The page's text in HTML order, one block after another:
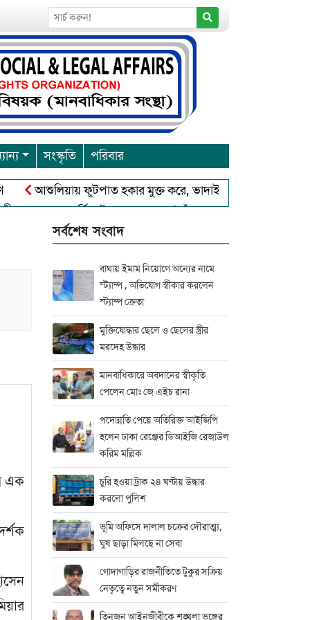
সংস্কৃতি পরিবার
আশুলিয়ায় ফুটপাত হকার মুক্ত করে, ভাদাইল প্রাইমারি ফ্রেন্ডস ক্লাব
প্রবারনা পূর্নিমা উৎসব শুরু চাঁদপুরে বাংলাদেশ আহলে সুন্নাত
এক
সর্বশেষ সংবাদ
বাঘায় ইমাম নিয়োগে অন্যের নামে
স্ট্যাম্প , অভিযোগ স্বীকার করলেন
স্ট্যাম্প ক্রেতা
মুক্তিযোদ্ধার ছেলে ও ছেলের স্ত্রীর
মরদেহ উদ্ধার
মানবাধিকারে অবদানের স্বীকৃতি
পেলেন মোঃ জে এইচ রানা
পদোন্নতি পেয়ে অতিরিক্ত আইজিপি
হলেন ঢাকা রেঞ্জের ডিআইজি রেজাউল
করিম মল্লিক
চুরি হওয়া ট্রাক ২৪ ঘণ্টায় উদ্ধার
করলো পুলিশ
ভূমি অফিসে দালাল চক্রের দৌরাত্ম্য,
ঘুষ ছাড়া মিলছে না সেবা
গোদাগাড়ির রাজনীতিতে টুকুর সক্রিয়
নেতৃত্বে নতুন সমীকরণ
তিনজন আইনজীবীকে শৃঙ্খলা ভঙ্গের